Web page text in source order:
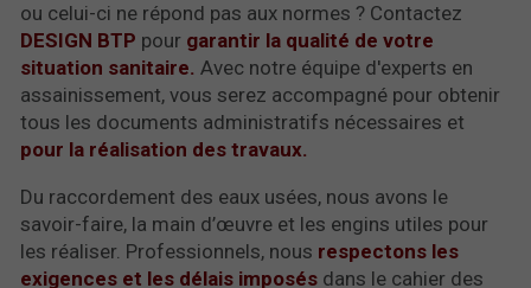
ou celui-ci ne répond pas aux normes ? Contactez
DESIGN BTP pour garantir la qualité de votre
situation sanitaire. Avec notre équipe d'experts en
assainissement, vous serez accompagné pour obtenir
tous les documents administratifs nécessaires et
pour la réalisation des travaux.
Du raccordement des eaux usées, nous avons le
savoir-faire, la main d’œuvre et les engins utiles pour
les réaliser. Professionnels, nous respectons les
exigences et les délais imposés dans le cahier des